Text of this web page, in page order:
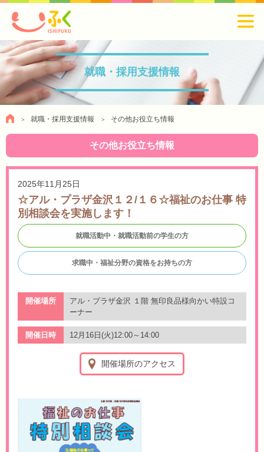
就職・採用支援情報
就職・採用支援情報 その他お役立ち情報
その他お役立ち情報
2025年11月25日
☆アル・プラザ金沢１２/１６☆福祉のお仕事 特
別相談会を実施します！
就職活動中・就職活動前の学生の方
求職中・福祉分野の資格をお持ちの方
開催場所
アル・プラザ金沢 １階 無印良品様向かい特設コ
ーナー
開催日時 12月16日(火)12:00～14:00
開催場所のアクセス